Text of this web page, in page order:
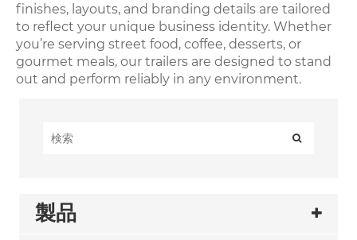
finishes, layouts, and branding details are tailored
to reflect your unique business identity. Whether
you’re serving street food, coffee, desserts, or
gourmet meals, our trailers are designed to stand
out and perform reliably in any environment.
製品